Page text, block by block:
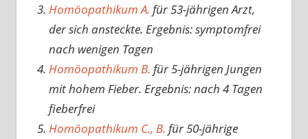
Homöopathikum A. für 53-jährigen Arzt,
der sich ansteckte. Ergebnis: symptomfrei
nach wenigen Tagen
Homöopathikum B. für 5-jährigen Jungen
mit hohem Fieber. Ergebnis: nach 4 Tagen
fieberfrei
Homöopathikum C., B. für 50-jährige